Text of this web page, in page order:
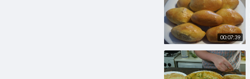
00:07:39